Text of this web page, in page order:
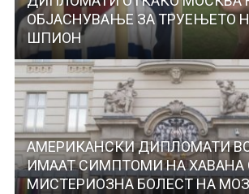
ОБЈАСНУВАЊЕ ЗА ТРУЕЊЕТО
ШПИОН
АМЕРИКАНСКИ ДИПЛОМАТИ
ИМААТ СИМПТОМИ НА
МИСТЕРИОЗНА БОЛЕСТ НА